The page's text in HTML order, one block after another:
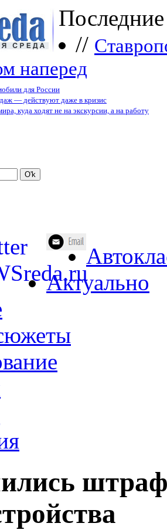
//
наперед
для России
— действуют даже в кризис
куда ходят не на экскурсии, а на работу
Актуально